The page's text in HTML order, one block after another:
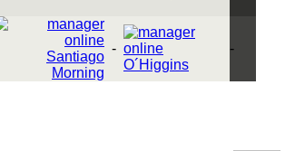
Santiago
Morning
-
O´Higgins
-